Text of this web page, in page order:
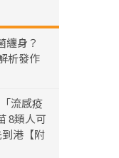
纏身？
析發作
流感疫
8類人可
港【附